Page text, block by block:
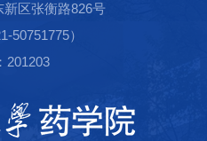
区张衡路826号
50751775）
201203